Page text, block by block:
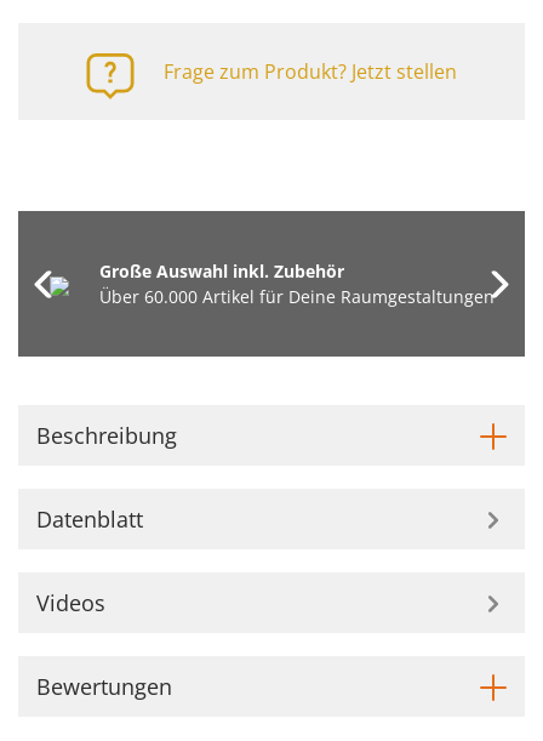
Frage zum Produkt? Jetzt stellen
Große Auswahl inkl. Zubehör
Über 60.000 Artikel für Deine Raumgestaltungen
Beschreibung
Datenblatt
Videos
Bewertungen